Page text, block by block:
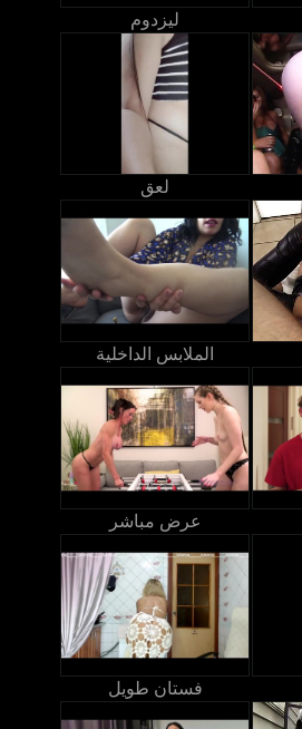
ليزدوم
لعق
الملابس الداخلية
عرض مباشر
فستان طويل